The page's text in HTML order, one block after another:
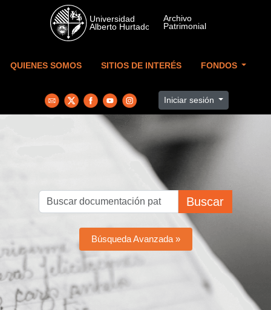
Skip to main content
QUIENES SOMOS SITIOS DE INTERÉS FONDOS
Iniciar sesión
Buscar
Búsqueda Avanzada »